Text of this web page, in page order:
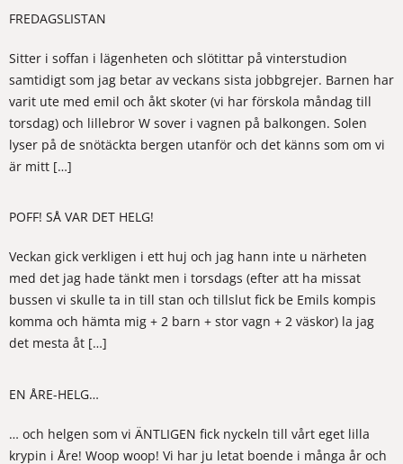
FREDAGSLISTAN
Sitter i soffan i lägenheten och slötittar på vinterstudion
samtidigt som jag betar av veckans sista jobbgrejer. Barnen har
varit ute med emil och åkt skoter (vi har förskola måndag till
torsdag) och lillebror W sover i vagnen på balkongen. Solen
lyser på de snötäckta bergen utanför och det känns som om vi
är mitt […]
POFF! SÅ VAR DET HELG!
Veckan gick verkligen i ett huj och jag hann inte u närheten
med det jag hade tänkt men i torsdags (efter att ha missat
bussen vi skulle ta in till stan och tillslut fick be Emils kompis
komma och hämta mig + 2 barn + stor vagn + 2 väskor) la jag
det mesta åt […]
EN ÅRE-HELG…
… och helgen som vi ÄNTLIGEN fick nyckeln till vårt eget lilla
krypin i Åre! Woop woop! Vi har ju letat boende i många år och